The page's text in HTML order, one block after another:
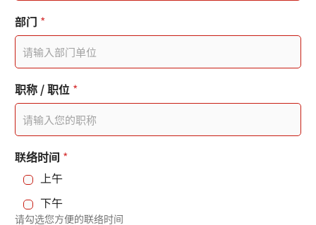
t
a
t
e
s
+
1
部门 *
职称 / 职位 *
联络时间 *
上午
下午
请勾选您方便的联络时间